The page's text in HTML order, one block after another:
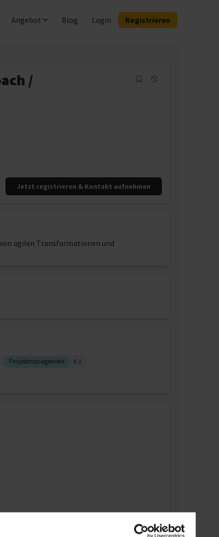
Angebot Blog Login Registrieren
/
Jetzt registrieren & Kontakt aufnehmen
agilen Transformationen und
Projektmanagement
6 J.